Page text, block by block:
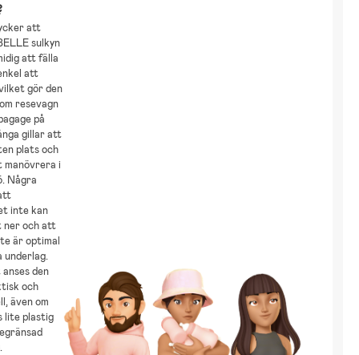
att
sulkyn
att fälla
att
gör den
resevagn
på
gillar att
plats och
i
Några
inte kan
ner och att
är optimal
underlag.
den
och
även om
lite plastig